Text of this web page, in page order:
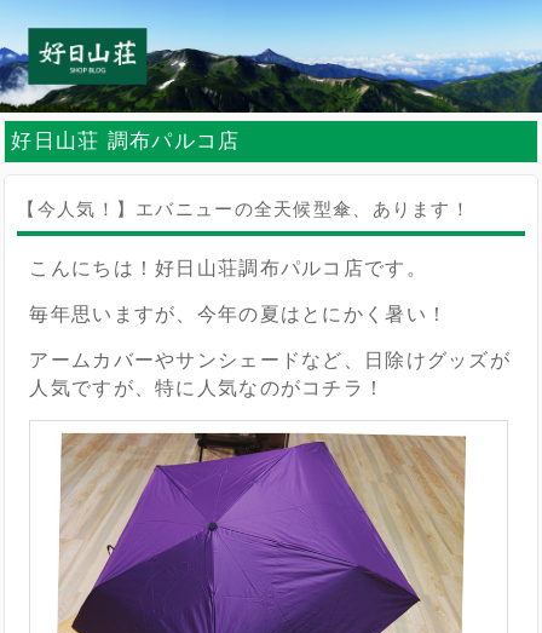
好日山荘 調布パルコ店
【今人気！】エバニューの全天候型傘、あります！
こんにちは！好日山荘調布パルコ店です。
毎年思いますが、今年の夏はとにかく暑い！
アームカバーやサンシェードなど、日除けグッズが
人気ですが、特に人気なのがコチラ！